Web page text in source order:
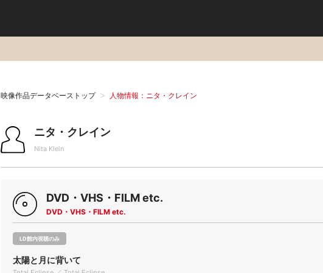
映像作品データベーストップ 人物情報：ニタ・クレイン
ニタ・クレイン
Nita Klein
DVD・VHS・FILM etc.
DVD・VHS・FILM etc.
LD館内視聴のみ
太陽と月に背いて